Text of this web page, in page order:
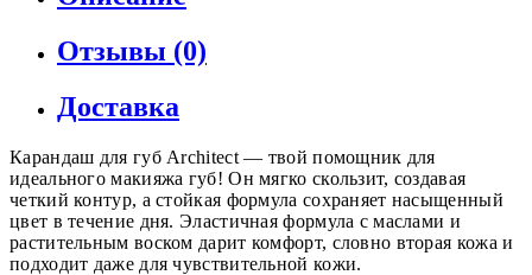
Отзывы (0)
Доставка
Карандаш для губ Architect — твой помощник для
идеального макияжа губ! Он мягко скользит, создавая
четкий контур, а стойкая формула сохраняет насыщенный
цвет в течение дня. Эластичная формула с маслами и
растительным воском дарит комфорт, словно вторая кожа и
подходит даже для чувствительной кожи.